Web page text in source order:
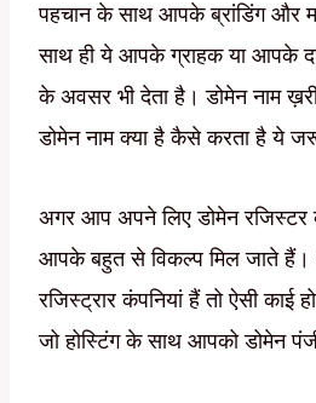
पहचान के साथ आपके ब्रांडिंग और
साथ ही ये आपके ग्राहक या आपके
के अवसर भी देता है। डोमेन नाम
डोमेन नाम क्या है कैसे करता है ये
अगर आप अपने लिए डोमेन रजिस्टर
आपके बहुत से विकल्प मिल जाते
रजिस्ट्रार कंपनियां हैं तो ऐसी काई
जो होस्टिंग के साथ आपको डोमेन